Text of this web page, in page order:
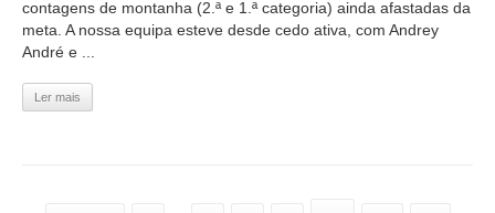
contagens de montanha (2.ª e 1.ª categoria) ainda afastadas da
meta. A nossa equipa esteve desde cedo ativa, com Andrey
André e ...
Ler mais